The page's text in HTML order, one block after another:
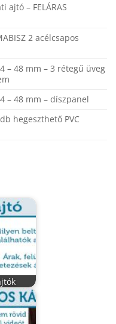
ajtó – FELÁRAS
2 acélcsapos
– 48 mm – 3 rétegű üveg
– 48 mm – díszpanel
hegeszthető PVC